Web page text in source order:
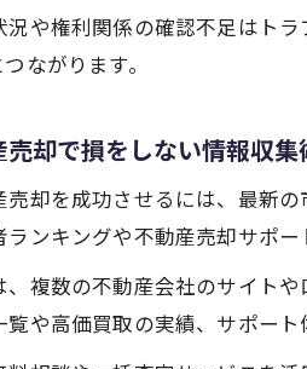
況や権利関係の確認不足はト
ながります。
却で損をしない情報収集
売却を成功させるには、最新
ンキングや不動産売却サポー
、複数の不動産会社のサイト
や高価買取の実績、サポート